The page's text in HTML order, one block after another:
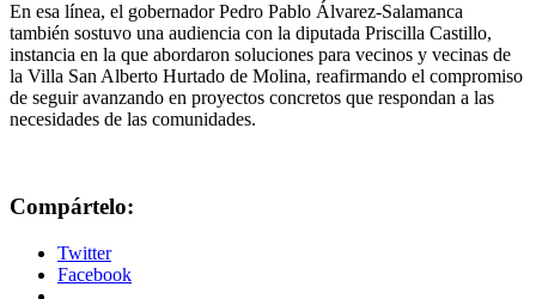
En esa línea, el gobernador Pedro Pablo Álvarez-Salamanca
también sostuvo una audiencia con la diputada Priscilla Castillo,
instancia en la que abordaron soluciones para vecinos y vecinas de
la Villa San Alberto Hurtado de Molina, reafirmando el compromiso
de seguir avanzando en proyectos concretos que respondan a las
necesidades de las comunidades.
Compártelo:
Twitter
Facebook